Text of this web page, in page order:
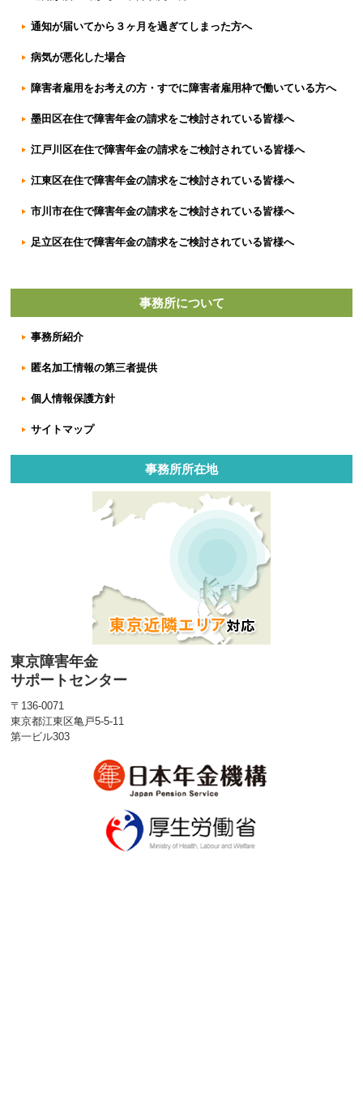
通知が届いてから３ヶ月を過ぎてしまった方へ
病気が悪化した場合
障害者雇用をお考えの方・すでに障害者雇用枠で働いている方へ
墨田区在住で障害年金の請求をご検討されている皆様へ
江戸川区在住で障害年金の請求をご検討されている皆様へ
江東区在住で障害年金の請求をご検討されている皆様へ
市川市在住で障害年金の請求をご検討されている皆様へ
足立区在住で障害年金の請求をご検討されている皆様へ
事務所について
事務所紹介
匿名加工情報の第三者提供
個人情報保護方針
サイトマップ
事務所所在地
東京障害年金
サポートセンター
〒136-0071
東京都江東区亀戸5-5-11
第一ビル303